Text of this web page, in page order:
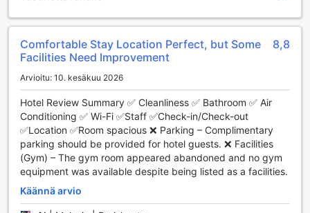
paikallisiin käsitöihin ja lahjatavaroihin. Lahja- ja
matkamuistomyymälä tarjoaa laajan valikoiman
matkasta tai lahjaksi läheisille.
Lisäksi hotellissa on viihtyisä baari, jossa voit rentoutua ja
nauttia virkistävistä juomista ystävien tai perheen seurassa.
Jos kaipaat hieman kilpailuhenkisyyttä, pelihuone tarjoaa
hauskaa tekemistä erilaisilla peleillä, jotka sopivat
kaikenikäisille. Grand Swiss-Belhotel Melakan viihdetarjonta
takaa, että jokainen vieras löytää mielekästä tekemistä ja
voi nauttia lomastaan täysillä.
Urheilumahdollisuudet Grand Swiss-Belhotel Melakassa
Grand Swiss-Belhotel Melaka tarjoaa erinomaiset
Comfortable Stay Location Perfect, but Some
Facilities Need Improvement
8,8
Arvioitu: 10. kesäkuu 2026
Hotel Review Summary ✅ Cleanliness ✅ Bathroom ✅ Air
Conditioning ✅ Wi-Fi ✅Staff ✅Check-in/Check-out
✅Location ✅Room spacious ❌ Parking – Complimentary
parking should be provided for hotel guests. ❌ Facilities
(Gym) – The gym room appeared abandoned and no gym
equipment was available despite being listed as a facilities.
Käännä arvio